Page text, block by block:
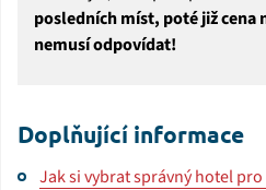
posledních míst, poté již cena
nemusí odpovídat!
Doplňující informace
Jak si vybrat správný hotel